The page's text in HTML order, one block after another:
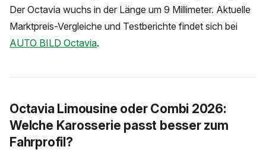
Der Octavia wuchs in der Länge um 9 Millimeter. Aktuelle
Marktpreis-Vergleiche und Testberichte findet sich bei
AUTO BILD Octavia.
Octavia Limousine oder Combi 2026:
Welche Karosserie passt besser zum
Fahrprofil?